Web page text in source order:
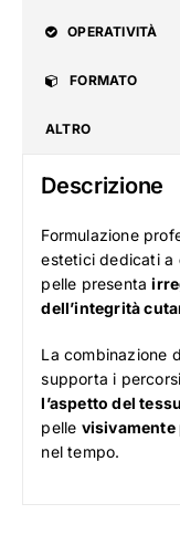
OPERATIVITÀ
FORMATO
ALTRO
Descrizione
Formulazione
estetici dedicati a
pelle presenta
dell’integrità
La combinazione
supporta i
l’aspetto del
pelle
nel tempo.